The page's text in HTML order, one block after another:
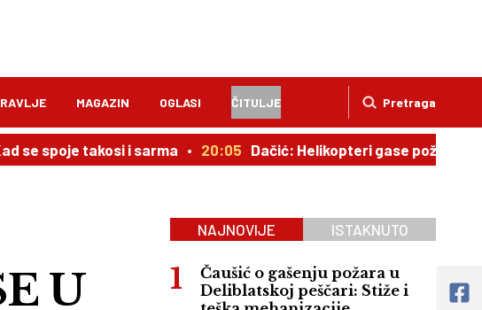
Pretraga
MAGAZIN OGLASI ČITULJE
takosi i sarma 20:05 Dačić: Helikopteri gase požar u Deliblatskoj
U
NAJNOVIJE ISTAKNUTO
Čaušić o gašenju požara u
Deliblatskoj peščari: Stiže i